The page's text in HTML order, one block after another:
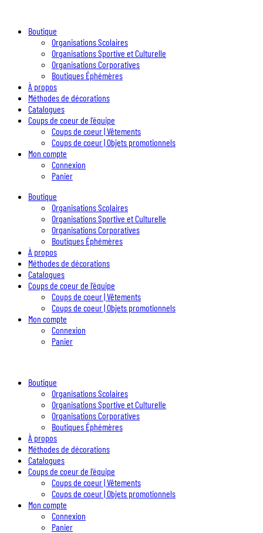
Boutique
Organisations Scolaires
Organisations Sportive et Culturelle
Organisations Corporatives
Boutiques Éphémères
À propos
Méthodes de décorations
Catalogues
Coups de coeur de l’équipe
Coups de coeur | Vêtements
Coups de coeur | Objets promotionnels
Mon compte
Connexion
Panier
Boutique
Organisations Scolaires
Organisations Sportive et Culturelle
Organisations Corporatives
Boutiques Éphémères
À propos
Méthodes de décorations
Catalogues
Coups de coeur de l’équipe
Coups de coeur | Vêtements
Coups de coeur | Objets promotionnels
Mon compte
Connexion
Panier
Boutique
Organisations Scolaires
Organisations Sportive et Culturelle
Organisations Corporatives
Boutiques Éphémères
À propos
Méthodes de décorations
Catalogues
Coups de coeur de l’équipe
Coups de coeur | Vêtements
Coups de coeur | Objets promotionnels
Mon compte
Connexion
Panier